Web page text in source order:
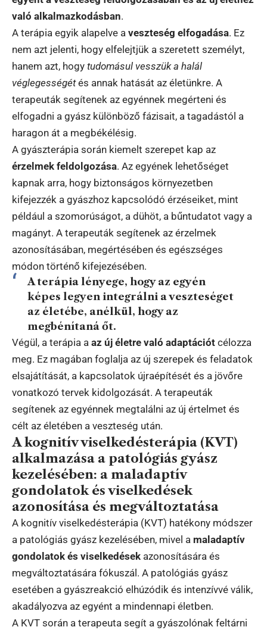
való alkalmazkodásban.
A terápia egyik alapelve a veszteség elfogadása. Ez
nem azt jelenti, hogy elfelejtjük a szeretett személyt,
hanem azt, hogy tudomásul vesszük a halál
véglegességétés annak hatását az életünkre. A
terapeuták segítenek az egyénnek megérteni és
elfogadni a gyász különböző fázisait, a tagadástól a
haragon át a megbékélésig.
A gyászterápia során kiemelt szerepet kap az
érzelmek feldolgozása. Az egyének lehetőséget
kapnak arra, hogy biztonságos környezetben
kifejezzék a gyászhoz kapcsolódó érzéseiket, mint
például a szomorúságot, a dühöt, a bűntudatot vagy a
magányt. A terapeuták segítenek az érzelmek
azonosításában, megértésében és egészséges
módon történő kifejezésében.
A terápia lényege, hogy az egyén
képes legyen integrálni a veszteséget
az életébe, anélkül, hogy az
megbénítaná őt.
Végül, a terápia a az új életre való adaptációt célozza
meg. Ez magában foglalja az új szerepek és feladatok
elsajátítását, a kapcsolatok újraépítését és a jövőre
vonatkozó tervek kidolgozását. A terapeuták
segítenek az egyénnek megtalálni az új értelmet és
célt az életében a veszteség után.
A kognitív viselkedésterápia (KVT)
alkalmazása a patológiás gyász
kezelésében: a maladaptív
gondolatok és viselkedések
azonosítása és megváltoztatása
A kognitív viselkedésterápia (KVT) hatékony módszer
a patológiás gyász kezelésében, mivel a maladaptív
gondolatok és viselkedések azonosítására és
megváltoztatására fókuszál. A patológiás gyász
esetében a gyászreakció elhúzódik és intenzívvé válik,
akadályozva az egyént a mindennapi életben.
A KVT során a terapeuta segít a gyászolónak feltárni